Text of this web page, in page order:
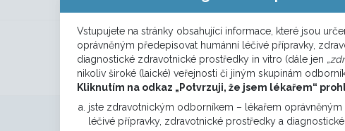
DALŠÍ NOVINKY
Onkolog,
Vstupujete na stránky obsahující informace, které jsou
oprávněným předepisovat humánní léčivé přípravky,
diagnostické zdravotnické prostředky in vitro (dále jen
nikoliv široké (laické) veřejnosti či jiným skupinám
Kliknutím na odkaz „Potvrzuji, že jsem lékařem“
jste zdravotnickým odborníkem – lékařem
léčivé přípravky, zdravotnické prostředky a